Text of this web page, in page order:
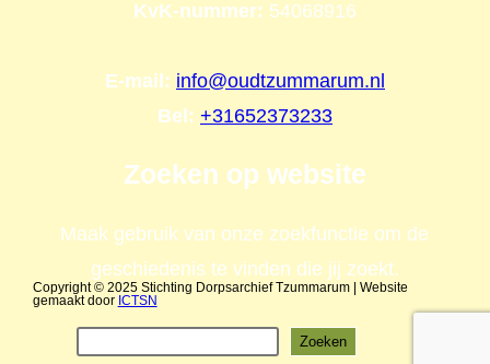
KvK-nummer: 54068916
E-mail: info@oudtzummarum.nl
Bel: +31652373233
Zoeken op website
Maak gebruik van onze zoekfunctie om de
geschiedenis te vinden die jij zoekt.
Zoeken
Copyright © 2025 Stichting Dorpsarchief Tzummarum | Website
gemaakt door ICTSN